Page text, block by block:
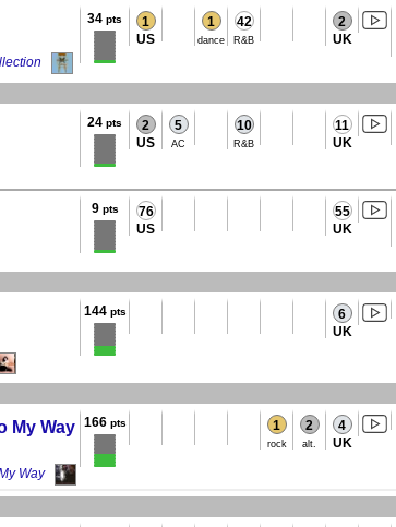
34 pts 1
US
1
dance
42
R&B
2
UK
24 pts 2
US
5
AC
10
R&B
11
UK
9pts 76
US
55
UK
144pts 6
UK
My Way
Way
166pts 1
rock
2
alt.
4
UK